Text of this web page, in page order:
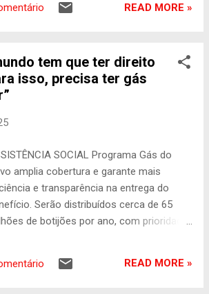
a outros perfis. As estimativas
no mercado laboral: o caso do
Bolsa Família”. De acordo com o
foi registrado um aumento de 1,13
no mercado formal de trabalho, o
representa um crescimento de 7,4% em
à média registrada antes dessas
começarem a receber o benefício.
impactos são mais significativos em
integra a 40ª edição da série Caderno
Gestão da Informação e
READ MORE »
tem que ter direito
isso, precisa ter gás
SOCIAL Programa Gás do
amplia cobertura e garante mais
e transparência na entrega do
Serão distribuídos cerca de 65
de botijões por ano, com prioridade
durante cerimônia de anúncio do
READ MORE »